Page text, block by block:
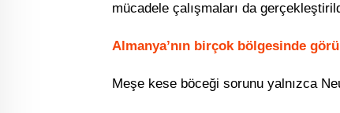
mücadele çalışmaları da
Almanya’nın birçok bölgesinde
Meşe kese böceği sorunu yalnızca